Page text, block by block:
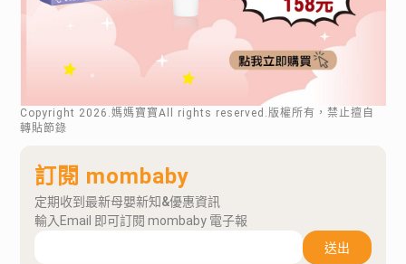
Copyright 2026 .媽媽寶寶All rights reserved.版權所有，禁止擅自
轉貼節錄
訂閱 mombaby
定期收到最新母嬰新知&優惠資訊
輸入Email 即可訂閱 mombaby 電子報
送出